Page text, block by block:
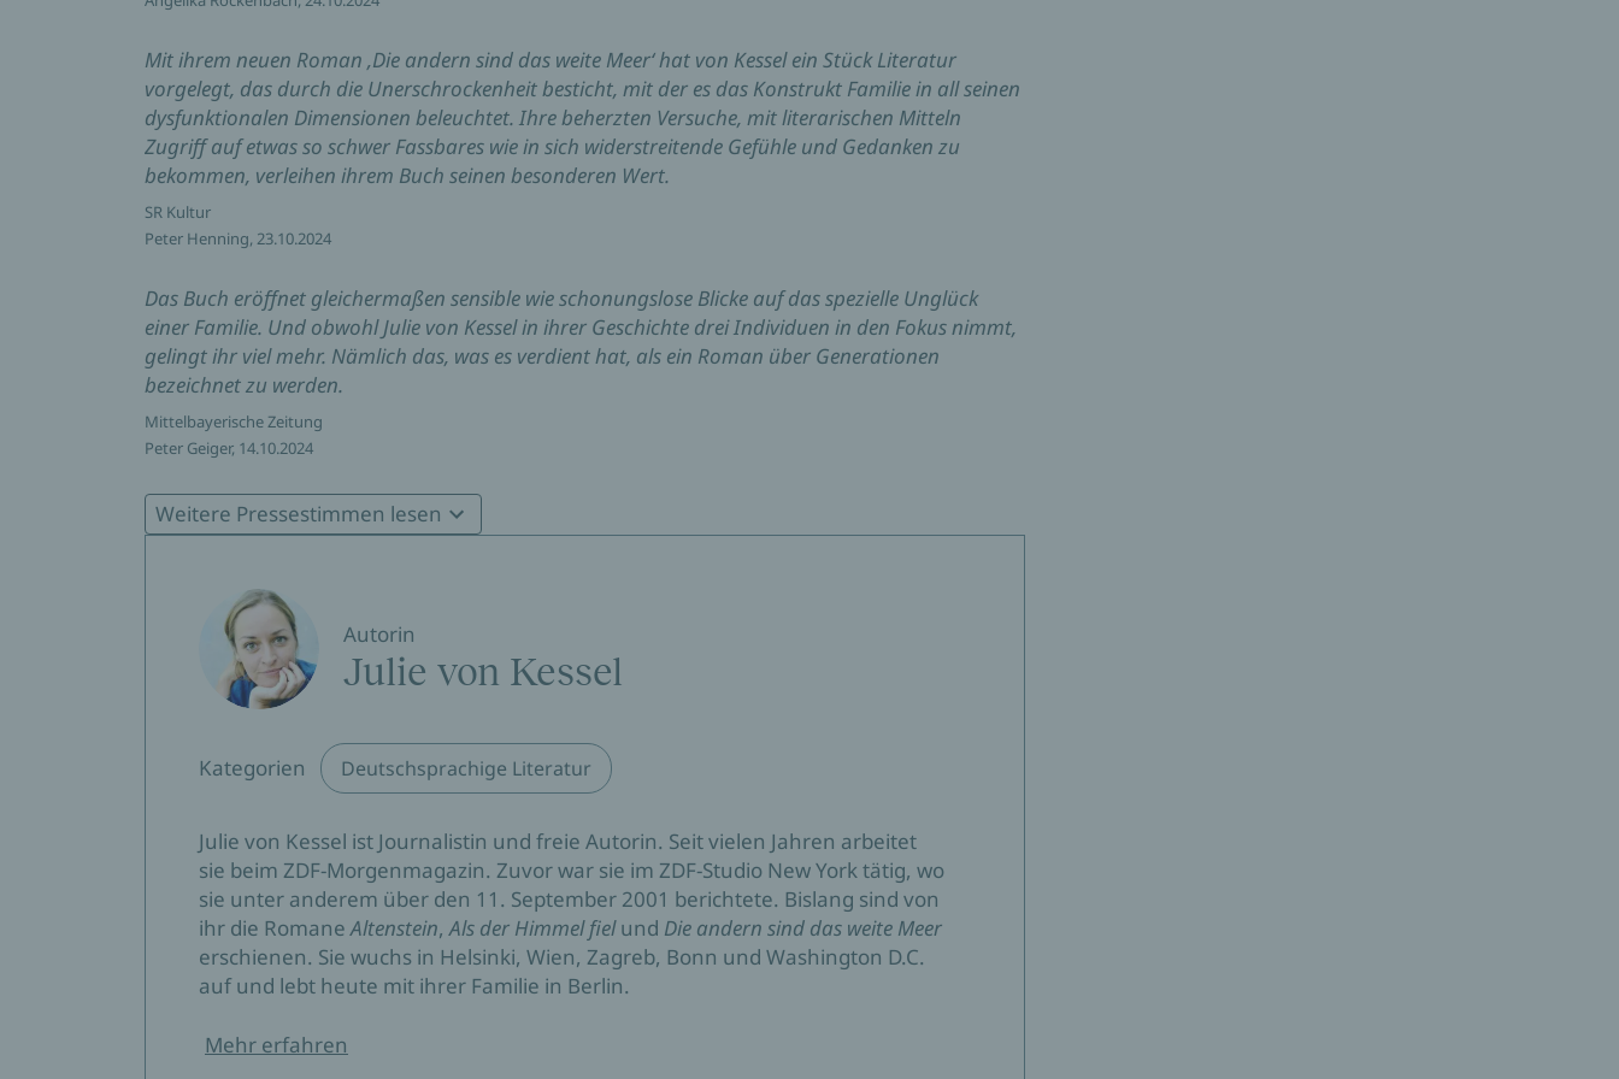
Mit ihrem neuen Roman ‚Die andern sind das weite Meer‘ hat von Kessel ein Stück Literatur
vorgelegt, das durch die Unerschrockenheit besticht, mit der es das Konstrukt Familie in all seinen
dysfunktionalen Dimensionen beleuchtet. Ihre beherzten Versuche, mit literarischen Mitteln
Zugriff auf etwas so schwer Fassbares wie in sich widerstreitende Gefühle und Gedanken zu
bekommen, verleihen ihrem Buch seinen besonderen Wert.
SR Kultur
Peter Henning, 23.10.2024
Das Buch eröffnet gleichermaßen sensible wie schonungslose Blicke auf das spezielle Unglück
einer Familie. Und obwohl Julie von Kessel in ihrer Geschichte drei Individuen in den Fokus nimmt,
gelingt ihr viel mehr. Nämlich das, was es verdient hat, als ein Roman über Generationen
bezeichnet zu werden.
Mittelbayerische Zeitung
Peter Geiger, 14.10.2024
Julie von Kessel schafft es, Menschen, die im Lauf der Handlung echte, schwere Fehler begehen,
dennoch eine große Zuneigung der Leserschaft zu verschaffen. Und sie erzeugt eine Spannung,
Regensburger Zeitung
Christian Muggenthaler, 10.10.2024
Es ist wahrscheinlich das schönste Buchcover des Jahres, aber das ist längst nicht alles.
Mit ihrem neuen Roman ‚Die andern sind das weite Meer‘ hat von Kessel ein Stück Literatur
Unerschrockenheit besticht, mit der sie dem Konstrukt Familie auf den Zahn fühlt. Vor allem aber
ihre wahrhaftigen Versuche, mit literarischen Mitteln Zugriff auf etwas so schwer Fassbares wie in
sich widerstreitende Gefühle und Gedanken zu bekommen, verleihen ihrem Buch seinen
besonderen Wert.
MDR Kultur
Peter Henning, 11.09.2024
Mit ‚Die andern sind das weite Meer‘ erzählt Julie von Kessel eine wunderbare Familiengeschichte.
Weitere Pressestimmen lesen
Autorin
Julie von Kessel
Kategorien Deutschsprachige Literatur
Julie von Kessel ist Journalistin und freie Autorin. Seit vielen Jahren arbeitet
sie beim ZDF-Morgenmagazin. Zuvor war sie im ZDF-Studio New York tätig, wo
sie unter anderem über den 11. September 2001 berichtete. Bislang sind von
ihr die RomaneAltenstein,Als der Himmel fielund Die andern sind das weite Meer
erschienen. Sie wuchs in Helsinki, Wien, Zagreb, Bonn und Washington D.C.
auf und lebt heute mit ihrer Familie in Berlin.
Mehr erfahren